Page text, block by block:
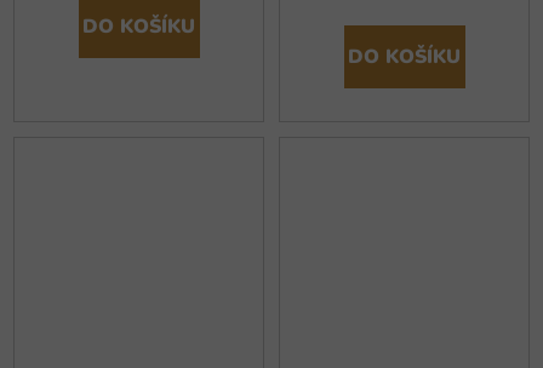
DO KOŠÍKU
DO KOŠÍKU